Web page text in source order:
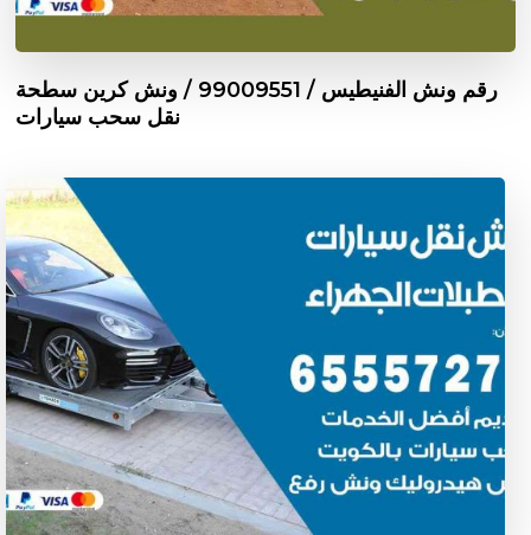
رقم ونش الفنيطيس / 99009551‬ / ونش كرين سطحة
نقل سحب سيارات